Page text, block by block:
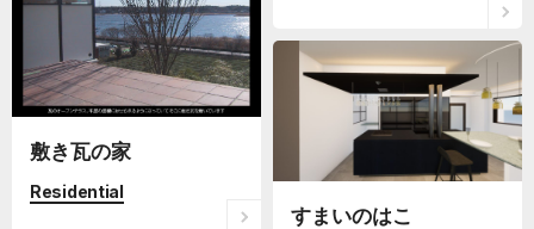
敷き瓦の家
Residential
すまいのはこ